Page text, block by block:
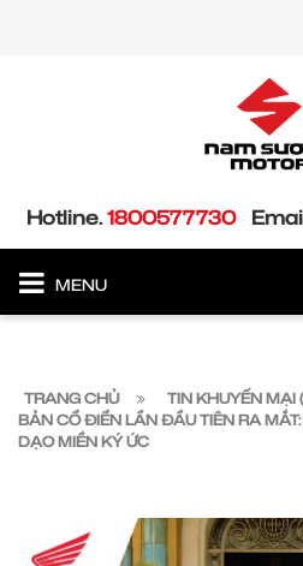
Hotline.1800577730
MENU
TRANG CHỦ TIN KHUYẾN MẠI
BẢN CỔ ĐIỂN LẦN ĐẦU TIÊN RA
DẠO MIỀN KÝ ỨC